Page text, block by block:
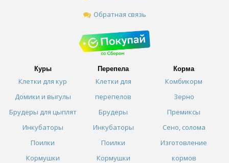
Обратная связь
Куры
Клетки для кур
Домики и выгулы
Брудеры для цыплят
Инкубаторы
Поилки
Кормушки
Перепела
Клетки для
перепелов
Брудеры
Инкубаторы
Поилки
Кормушки
Корма
Комбикорм
Зерно
Премиксы
Сено, солома
Изготовление
кормов